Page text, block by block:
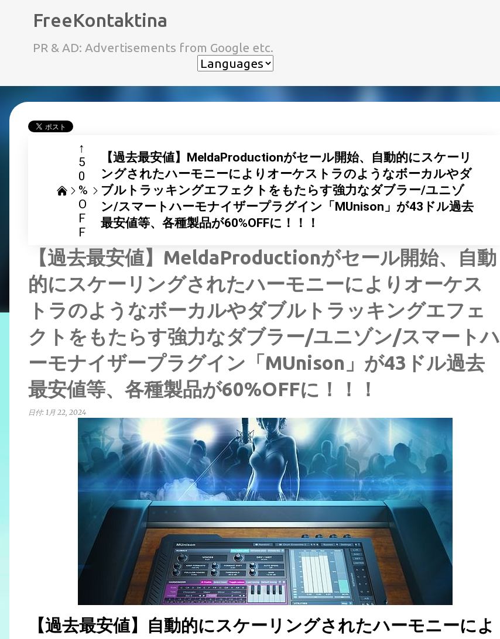
FreeKontaktina
PR & AD: Advertisements from Google etc.
↑
5
0
%
O
F
F
【過去最安値】MeldaProductionがセール開始、自動的にスケーリ
ングされたハーモニーによりオーケストラのようなボーカルやダ
ブルトラッキングエフェクトをもたらす強力なダブラー/ユニゾ
ン/スマートハーモナイザープラグイン「MUnison」が43ドル過去
最安値等、各種製品が60%OFFに！！！
【過去最安値】MeldaProductionがセール開始、自動
的にスケーリングされたハーモニーによりオーケス
トラのようなボーカルやダブルトラッキングエフェ
クトをもたらす強力なダブラー/ユニゾン/スマートハ
ーモナイザープラグイン「MUnison」が43ドル過去
最安値等、各種製品が60%OFFに！！！
日付: 1月 22, 2024
【過去最安値】自動的にスケーリングされたハーモニーによ